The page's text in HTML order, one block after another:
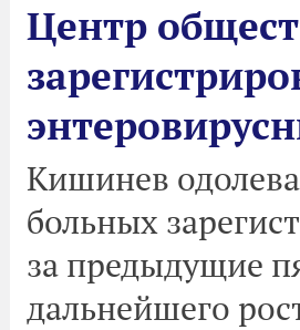
Центр
Кишинев
больных
за предыдущие
дальнейшего